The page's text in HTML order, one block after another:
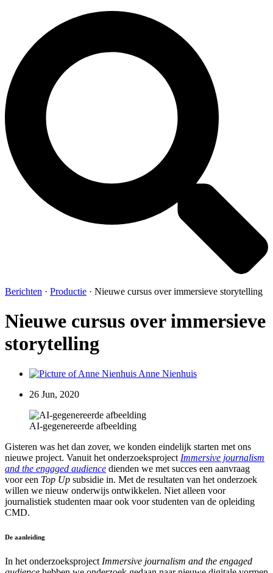
Berichten · Productie · Nieuwe cursus over immersieve storytelling
Nieuwe cursus over immersieve
storytelling
Anne Nienhuis
26 Jun, 2020
AI-gegenereerde afbeelding
Gisteren was het dan zover, we konden eindelijk starten met ons
nieuwe project. Vanuit het onderzoeksproject Immersive journalism
and the engaged audience dienden we met succes een aanvraag
voor een Top Up subsidie in. Met de resultaten van het onderzoek
willen we nieuw onderwijs ontwikkelen. Niet alleen voor
journalistiek studenten maar ook voor studenten van de opleiding
CMD.
De aanleiding
In het onderzoeksproject Immersive journalism and the engaged